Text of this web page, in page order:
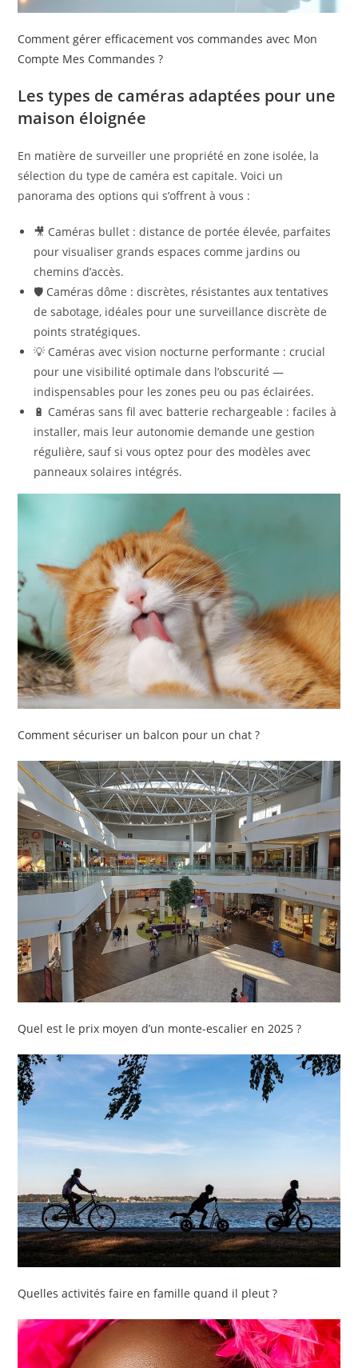
Comment gérer efficacement vos commandes avec Mon
Compte Mes Commandes ?
Les types de caméras adaptées pour une
maison éloignée
En matière de surveiller une propriété en zone isolée, la
sélection du type de caméra est capitale. Voici un
panorama des options qui s’offrent à vous :
🎥 Caméras bullet : distance de portée élevée, parfaites
pour visualiser grands espaces comme jardins ou
chemins d’accès.
🛡️ Caméras dôme : discrètes, résistantes aux tentatives
de sabotage, idéales pour une surveillance discrète de
points stratégiques.
💡 Caméras avec vision nocturne performante : crucial
pour une visibilité optimale dans l’obscurité —
indispensables pour les zones peu ou pas éclairées.
🔋 Caméras sans fil avec batterie rechargeable : faciles à
installer, mais leur autonomie demande une gestion
régulière, sauf si vous optez pour des modèles avec
panneaux solaires intégrés.
Comment sécuriser un balcon pour un chat ?
Quel est le prix moyen d’un monte-escalier en 2025 ?
Quelles activités faire en famille quand il pleut ?